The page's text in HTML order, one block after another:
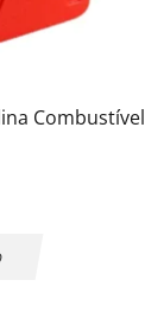
Combustível